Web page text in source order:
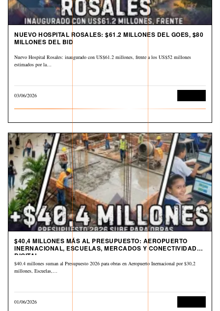
NUEVO HOSPITAL ROSALES: $61.2 MILLONES DEL GOES, $80
MILLONES DEL BID
Nuevo Hospital Rosales: inaugurado con US$61.2 millones, frente a los US$52 millones
estimados por la…
03/06/2026
$40,4 MILLONES MÁS AL PRESUPUESTO: AEROPUERTO
INERNACIONAL, ESCUELAS, MERCADOS Y CONECTIVIDAD
DIGITAL
$40.4 millones suman al Presupuesto 2026 para obras en Aeropuerto Inernacional por $30,2
millones, Escuelas,…
01/06/2026